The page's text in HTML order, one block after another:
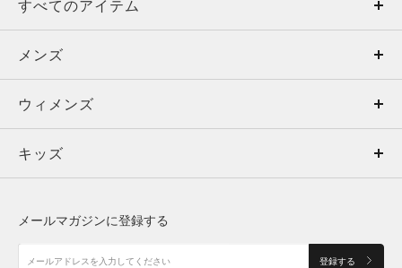
すべてのアイテム
メンズ
ウィメンズ
キッズ
アクセサリー
メンズ
トップス
ボトムス
アクセサリー
ウィメンズ
トップス
シューズ
キッズ
メールマガジンに登録する
登録する